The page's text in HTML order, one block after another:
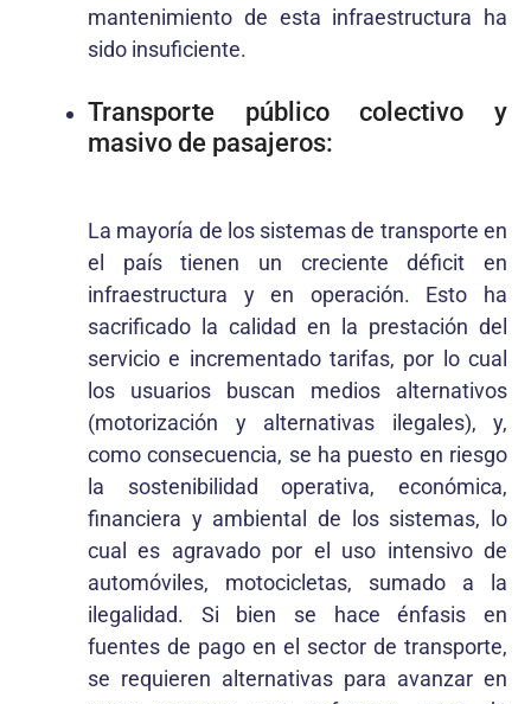
mantenimiento de esta infraestructura ha
sido insuficiente.
Transporte público colectivo y
masivo de pasajeros:
La mayoría de los sistemas de transporte en
el país tienen un creciente déficit en
infraestructura y en operación. Esto ha
sacrificado la calidad en la prestación del
servicio e incrementado tarifas, por lo cual
los usuarios buscan medios alternativos
(motorización y alternativas ilegales), y,
como consecuencia, se ha puesto en riesgo
la sostenibilidad operativa, económica,
financiera y ambiental de los sistemas, lo
cual es agravado por el uso intensivo de
automóviles, motocicletas, sumado a la
ilegalidad. Si bien se hace énfasis en
fuentes de pago en el sector de transporte,
se requieren alternativas para avanzar en